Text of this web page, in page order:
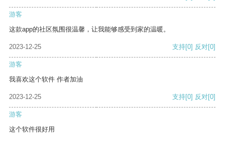
游客
这款app的社区氛围很温馨，让我能够感受到家的温暖。
2023-12-25 支持[0] 反对[0]
游客
我喜欢这个软件 作者加油
2023-12-25 支持[0] 反对[0]
游客
这个软件很好用